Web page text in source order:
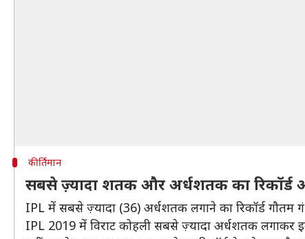
कीर्तिमान
सबसे ज़्यादा शतक और अर्धशतक का
IPL में सबसे ज़्यादा (36) अर्धशतक लगाने का रिकॉर्ड गौतम
IPL 2019 में विराट कोहली सबसे ज़्यादा अर्धशतक